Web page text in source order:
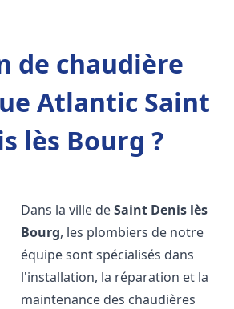
de chaudière
Atlantic Saint
lès Bourg ?
Dans la ville deSaint Denis lès
Bourg, les plombiers de notre
équipe sont spécialisés dans
l'installation, la réparation et la
maintenance des chaudières